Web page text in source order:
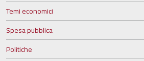
Temi economici
Spesa pubblica
Politiche